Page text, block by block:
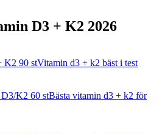
D3 + K2 2026
K2 90 stVitamin d3 + k2 bäst i test
K2 60 stBästa vitamin d3 + k2 för